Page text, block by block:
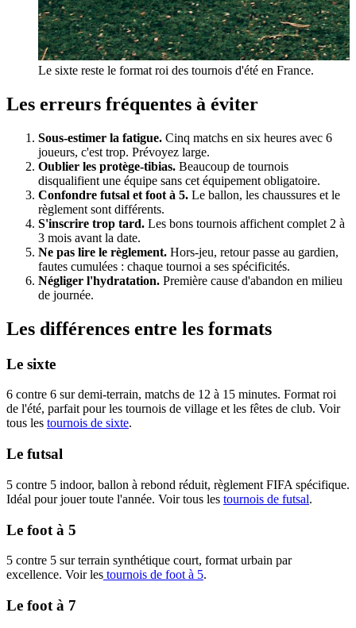
Le sixte reste le format roi des tournois d'été en France.
Les erreurs fréquentes à éviter
Sous-estimer la fatigue. Cinq matchs en six heures avec 6
joueurs, c'est trop. Prévoyez large.
Oublier les protège-tibias. Beaucoup de tournois
disqualifient une équipe sans cet équipement obligatoire.
Confondre futsal et foot à 5. Le ballon, les chaussures et le
règlement sont différents.
S'inscrire trop tard. Les bons tournois affichent complet 2 à
3 mois avant la date.
Ne pas lire le règlement. Hors-jeu, retour passe au gardien,
fautes cumulées : chaque tournoi a ses spécificités.
Négliger l'hydratation. Première cause d'abandon en milieu
de journée.
Les différences entre les formats
Le sixte
6 contre 6 sur demi-terrain, matchs de 12 à 15 minutes. Format roi
de l'été, parfait pour les tournois de village et les fêtes de club. Voir
tous les tournois de sixte.
Le futsal
5 contre 5 indoor, ballon à rebond réduit, règlement FIFA spécifique.
Idéal pour jouer toute l'année. Voir tous les tournois de futsal.
Le foot à 5
5 contre 5 sur terrain synthétique court, format urbain par
excellence. Voir les tournois de foot à 5.
Le foot à 7